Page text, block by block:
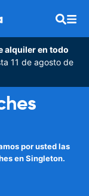
alquiler en todo
11 de agosto de
por usted las
en Singleton.